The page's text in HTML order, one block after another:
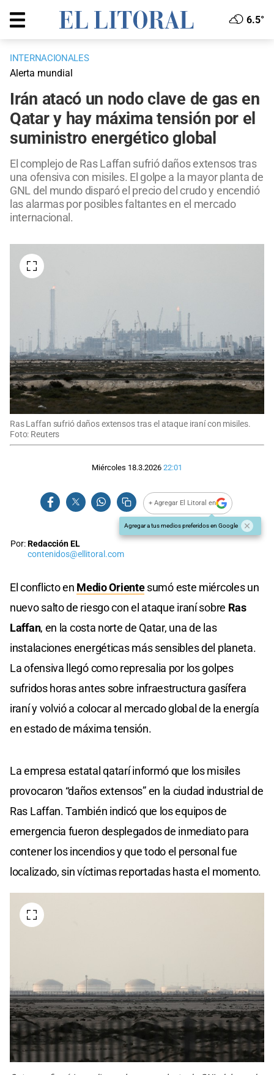
6.5°
INTERNACIONALES
Alerta mundial
Irán atacó un nodo clave de gas en
Qatar y hay máxima tensión por el
suministro energético global
El complejo de Ras Laffan sufrió daños extensos tras
una ofensiva con misiles. El golpe a la mayor planta de
GNL del mundo disparó el precio del crudo y encendió
las alarmas por posibles faltantes en el mercado
internacional.
Ras Laffan sufrió daños extensos tras el ataque iraní con misiles.
Foto: Reuters
Miércoles 18.3.2026 22:01
+ Agregar El Litoral en
Agregar a tus medios preferidos en Google
Por:Redacción EL
contenidos@ellitoral.com
El conflicto en Medio Orientesumó este miércoles un
nuevo salto de riesgo con el ataque iraní sobre Ras
Laffan, en la costa norte de Qatar, una de las
instalaciones energéticas más sensibles del planeta.
La ofensiva llegó como represalia por los golpes
sufridos horas antes sobre infraestructura gasífera
iraní y volvió a colocar al mercado global de la energía
en estado de máxima tensión.
La empresa estatal qatarí informó que los misiles
provocaron “daños extensos” en la ciudad industrial de
Ras Laffan. También indicó que los equipos de
emergencia fueron desplegados de inmediato para
contener los incendios y que todo el personal fue
localizado, sin víctimas reportadas hasta el momento.